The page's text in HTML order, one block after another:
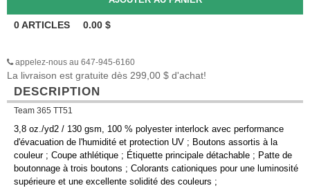
0ARTICLES 0.00 $
appelez-nous au 647-945-6160
La livraison est gratuite dès 299,00 $ d'achat!
DESCRIPTION
Team 365 TT51
3,8 oz./yd2 / 130 gsm, 100 % polyester interlock avec performance
d'évacuation de l'humidité et protection UV ; Boutons assortis à la
couleur ; Coupe athlétique ; Étiquette principale détachable ; Patte de
boutonnage à trois boutons ; Colorants cationiques pour une luminosité
supérieure et une excellente solidité des couleurs ;